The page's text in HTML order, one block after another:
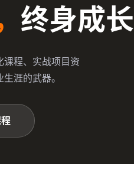
终身成长
程、实战项目资
涯的武器。